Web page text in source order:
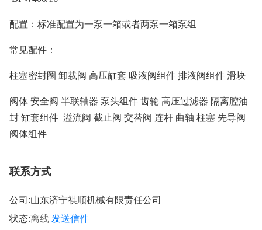
配置：标准配置为一泵一箱或者两泵一箱泵组
常见配件：
柱塞密封圈 卸载阀 高压缸套 吸液阀组件 排液阀组件 滑块
阀体 安全阀 半联轴器 泵头组件 齿轮 高压过滤器 隔离腔油
封 缸套组件 溢流阀 截止阀 交替阀 连杆 曲轴 柱塞 先导阀
阀体组件
联系方式
公司:山东济宁祺顺机械有限责任公司
状态:离线发送信件